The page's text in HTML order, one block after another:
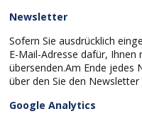
Newsletter
Sofern Sie ausdrücklich
E-Mail-Adresse dafür,
übersenden.Am Ende jedes
über den Sie den
Google Analytics